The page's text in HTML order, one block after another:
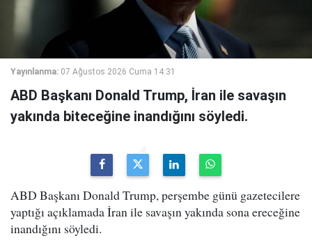
Yayınlanma: 07 Ağustos 2026 Cuma 14:31
ABD Başkanı Donald Trump, İran ile savaşın
yakında biteceğine inandığını söyledi.
ABD Başkanı Donald Trump, perşembe günü gazetecilere
yaptığı açıklamada İran ile savaşın yakında sona ereceğine
inandığını söyledi.